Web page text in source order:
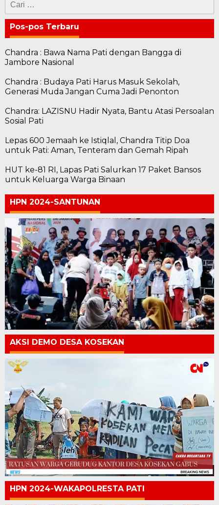
untuk:
Pos-pos Terbaru
Chandra : Bawa Nama Pati dengan Bangga di
Jambore Nasional
Chandra : Budaya Pati Harus Masuk Sekolah,
Generasi Muda Jangan Cuma Jadi Penonton
Chandra: LAZISNU Hadir Nyata, Bantu Atasi Persoalan
Sosial Pati
Lepas 600 Jemaah ke Istiqlal, Chandra Titip Doa
untuk Pati: Aman, Tenteram dan Gemah Ripah
HUT ke-81 RI, Lapas Pati Salurkan 17 Paket Bansos
untuk Keluarga Warga Binaan
HPN 2024-SANTUNAN
AKSI DEMO DESA KOSEKAN
HPN 2024-WAKAPOLRESTA PATI